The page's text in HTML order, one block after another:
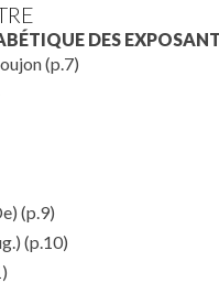
DES
(p.7)
(p.9)
(p.10)